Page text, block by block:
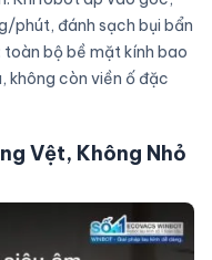
phút, đánh sạch bụi bẩn
bộ bề mặt kính bao
không còn viền ố đặc
Vệt, Không Nhỏ